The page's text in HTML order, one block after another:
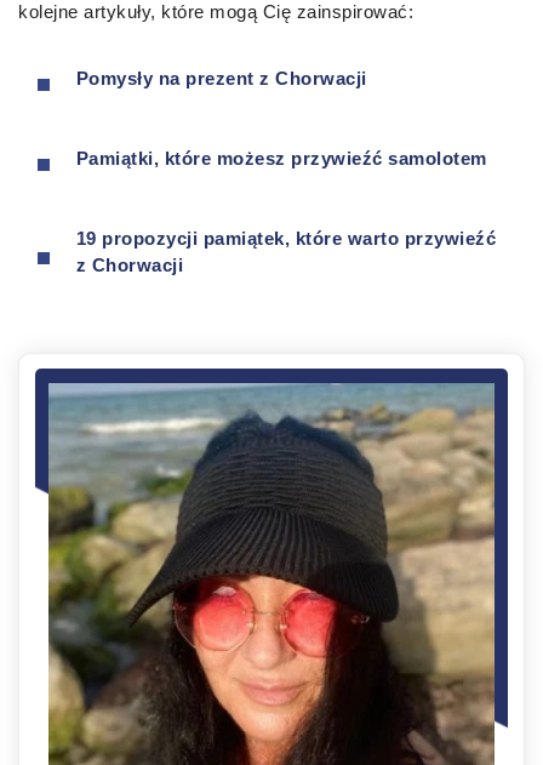
kolejne artykuły, które mogą Cię zainspirować:
Pomysły na prezent z Chorwacji
Pamiątki, które możesz przywieźć samolotem
19 propozycji pamiątek, które warto przywieźć
z Chorwacji